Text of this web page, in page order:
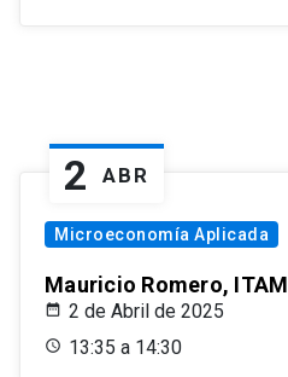
2 ABR
Microeconomía Aplicada
Mauricio Romero, ITAM
2 de Abril de 2025
13:35 a 14:30